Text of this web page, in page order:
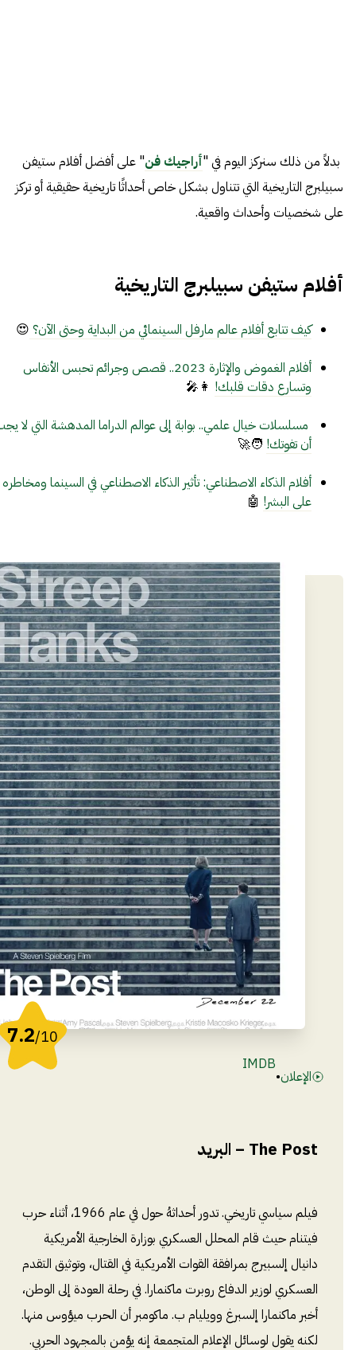
بدلاً من ذلك سنركز اليوم في "أراجيك فن" على أفضل أفلام ستيفن
سبيلبرج التاريخية التي تتناول بشكل خاص أحداثًا تاريخية حقيقية أو تركز
على شخصيات وأحداث واقعية.
أفلام ستيفن سبيلبرج التاريخية
كيف تتابع أفلام عالم مارفل السينمائي من البداية وحتى الآن؟ 😍
أفلام الغموض والإثارة 2023.. قصص وجرائم تحبس الأنفاس
وتسارع دقات قلبك! 👩‍🎤
مسلسلات خيال علمي.. بوابة إلى عوالم الدراما المدهشة التي لا
أن تفوتك! 🧑‍🚀
أفلام الذكاء الاصطناعي: تأثير الذكاء الاصطناعي في السينما ومخاطره
على البشر! 🤖
7.2/10
الإعلان•
IMDB
The Post – البريد
فيلم سياسي تاريخي. تدور أحداثهُ حول في عام 1966، أثناء حرب
فيتنام حيث قام المحلل العسكري بوزارة الخارجية الأمريكية
دانيال إلسبيرج بمرافقة القوات الأمريكية في القتال، وتوثيق التقدم
العسكري لوزير الدفاع روبرت ماكنمارا. في رحلة العودة إلى الوطن،
أخبر ماكنمارا إلسبرغ وويليام ب. ماكومبر أن الحرب ميؤوس منها.
لكنه يقول لوسائل الإعلام المتجمعة إنه يؤمن بالمجهود الحربي.